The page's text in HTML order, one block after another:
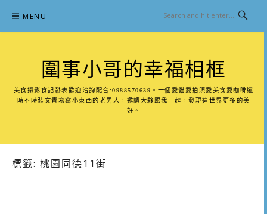
content
MENU
圍事小哥的幸福相框
美食攝影食記發表歡迎洽詢配合:0988570639。一個愛貓愛拍照愛美食愛咖啡還
時不時裝文青寫寫小東西的老男人，邀請大夥跟我一起，發現這世界更多的美
好。
標籤: 桃園同德11街